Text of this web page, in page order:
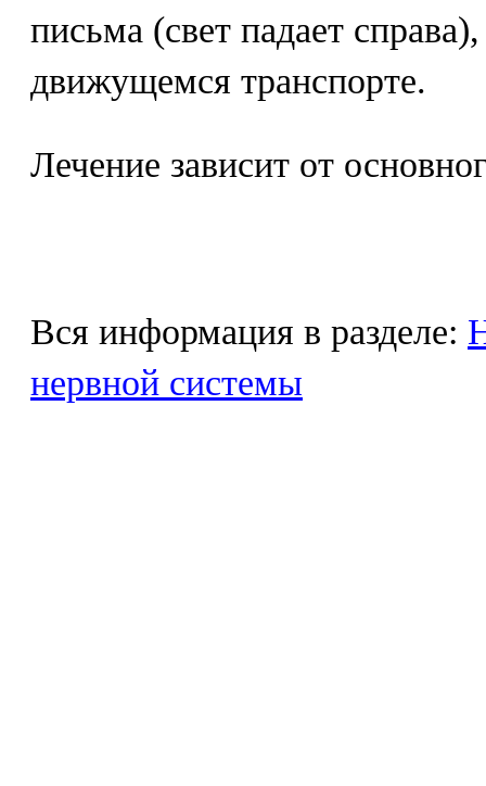
письма (свет падает
движущемся транспорте.
Лечение зависит от
Вся информация в разделе:
нервной системы